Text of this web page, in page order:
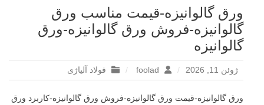
ورق گالوانیزه-قیمت مناسب ورق
گالوانیزه-فروش ورق گالوانیزه-ورق
گالوانیزه
ژوئن 11, 2026 فولاد آلیاژی
ورق گالوانیزه-قیمت ورق گالوانیزه-فروش ورق گالوانیزه-کاربرد ورق